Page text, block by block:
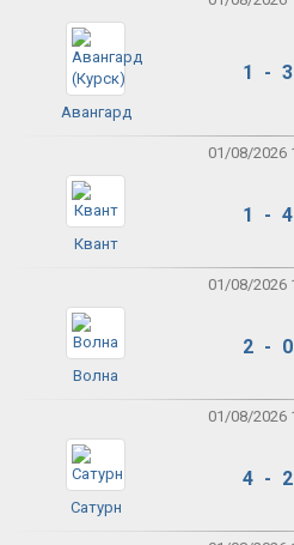
Авангард
1 - 3
01/08/2026
Квант
1 - 4
01/08/2026
Волна
2 - 0
01/08/2026
Сатурн
4 - 2